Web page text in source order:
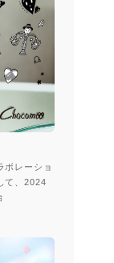
レーショ
て、2024